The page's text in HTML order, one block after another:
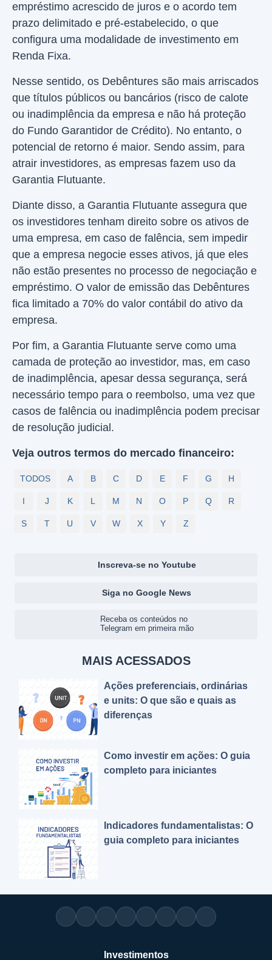
empréstimo acrescido de juros e o acordo tem
prazo delimitado e pré-estabelecido, o que
configura uma modalidade de investimento em
Renda Fixa.
Nesse sentido, os Debêntures são mais arriscados
que títulos públicos ou bancários (risco de calote
ou inadimplência da empresa e não há proteção
do Fundo Garantidor de Crédito). No entanto, o
potencial de retorno é maior. Sendo assim, para
atrair investidores, as empresas fazem uso da
Garantia Flutuante.
Diante disso, a Garantia Flutuante assegura que
os investidores tenham direito sobre os ativos de
uma empresa, em caso de falência, sem impedir
que a empresa negocie esses ativos, já que eles
não estão presentes no processo de negociação e
empréstimo. O valor de emissão das Debêntures
fica limitado a 70% do valor contábil do ativo da
empresa.
Por fim, a Garantia Flutuante serve como uma
camada de proteção ao investidor, mas, em caso
de inadimplência, apesar dessa segurança, será
necessário tempo para o reembolso, uma vez que
casos de falência ou inadimplência podem precisar
de resolução judicial.
Veja outros termos do mercado financeiro:
TODOS A B C D E F G H
I J K L M N O P Q R
S T U V W X Y Z
Inscreva-se no Youtube
Siga no Google News
Receba os conteúdos no
Telegram em primeira mão
MAIS ACESSADOS
Ações preferenciais, ordinárias
e units: O que são e quais as
diferenças
Como investir em ações: O guia
completo para iniciantes
Indicadores fundamentalistas: O
guia completo para iniciantes
Investimentos